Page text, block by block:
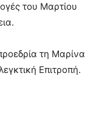
του Μαρτίου
τη Μαρίνα
Επιτροπή.